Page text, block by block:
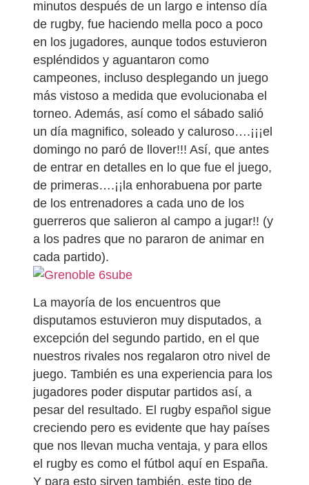
minutos después de un largo e intenso día
de rugby, fue haciendo mella poco a poco
en los jugadores, aunque todos estuvieron
espléndidos y aguantaron como
campeones, incluso desplegando un juego
más vistoso a medida que evolucionaba el
torneo. Además, así como el sábado salió
un día magnifico, soleado y caluroso….¡¡¡el
domingo no paró de llover!!! Así, que antes
de entrar en detalles en lo que fue el juego,
de primeras….¡¡la enhorabuena por parte
de los entrenadores a cada uno de los
guerreros que salieron al campo a jugar!! (y
a los padres que no pararon de animar en
cada partido).
sube
La mayoría de los encuentros que
disputamos estuvieron muy disputados, a
excepción del segundo partido, en el que
nuestros rivales nos regalaron otro nivel de
juego. También es una experiencia para los
jugadores poder disputar partidos así, a
pesar del resultado. El rugby español sigue
creciendo pero es evidente que hay países
que nos llevan mucha ventaja, y para ellos
el rugby es como el fútbol aquí en España.
Y para esto sirven también, este tipo de